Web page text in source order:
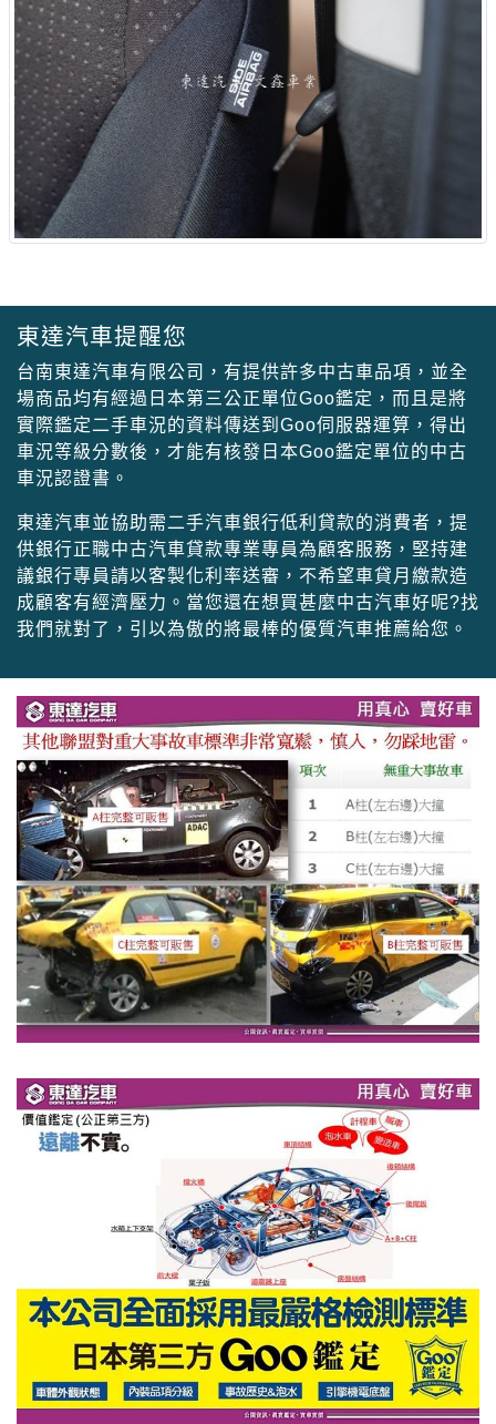
東達汽車提醒您
台南東達汽車有限公司，有提供許多中古車品項，並全
場商品均有經過日本第三公正單位Goo鑑定，而且是將
實際鑑定二手車況的資料傳送到Goo伺服器運算，得出
車況等級分數後，才能有核發日本Goo鑑定單位的中古
車況認證書。
東達汽車並協助需二手汽車銀行低利貸款的消費者，提
供銀行正職中古汽車貸款專業專員為顧客服務，堅持建
議銀行專員請以客製化利率送審，不希望車貸月繳款造
成顧客有經濟壓力。當您還在想買甚麼中古汽車好呢?找
我們就對了，引以為傲的將最棒的優質汽車推薦給您。